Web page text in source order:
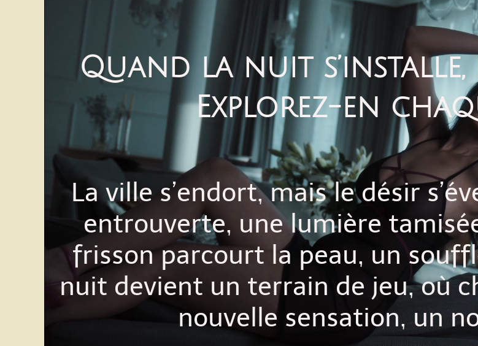
Quand la nuit s’installe,
Explorez-en
La ville s’endort, mais le désir
entrouverte, une lumière
frisson parcourt la peau, un
nuit devient un terrain de jeu, où
nouvelle sensation, un